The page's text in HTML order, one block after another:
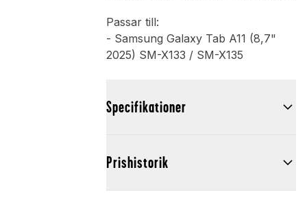
Passar till:
- Samsung Galaxy Tab A11 (8,7"
2025) SM-X133 / SM-X135
Specifikationer
Prishistorik